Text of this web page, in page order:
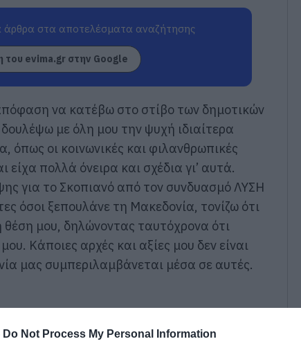
Do Not Process My Personal Information
στα αποτελέσματα αναζήτησης
του evima.gr στην Google
να κατέβω στο στίβο των δημοτικών
με όλη μου την ψυχή ιδιαίτερα
όπως οι κοινωνικές και φιλανθρωπικές
είχα πολλά όνειρα και σχέδια γι’ αυτά.
για το Σκοπιανό από τον συνδυασμό ΛΥΣΗ
όσοι ξεπουλάνε τη Μακεδονία, τονίζω ότι
μου, δηλώνοντας ταυτόχρονα ότι
Κάποιες αρχές και αξίες μου δεν είναι
μας συμπεριλαμβάνεται μέσα σε αυτές.